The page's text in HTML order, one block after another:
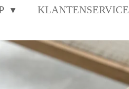
KLANTENSERVICE